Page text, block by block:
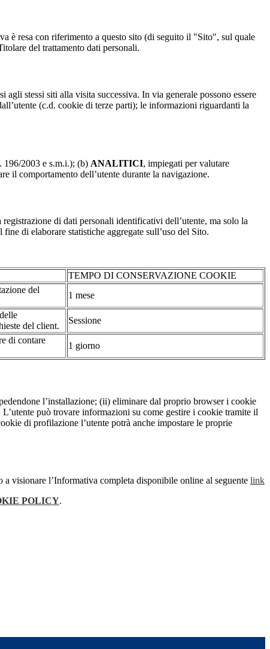
è resa con riferimento a questo sito (di seguito il "Sito", sul quale
del trattamento dati personali.
stessi siti alla visita successiva. In via generale possono essere
(c.d. cookie di terze parti); le informazioni riguardanti la
196/2003 e s.m.i.); (b) ANALITICI, impiegati per valutare
il comportamento dell’utente durante la navigazione.
di dati personali identificativi dell’utente, ma solo la
di elaborare statistiche aggregate sull’uso del Sito.
TEMPO DI CONSERVAZIONE COOKIE
del
1 mese
del client.
Sessione
di contare
1 giorno
l’installazione; (ii) eliminare dal proprio browser i cookie
può trovare informazioni su come gestire i cookie tramite il
di profilazione l’utente potrà anche impostare le proprie
visionare l’Informativa completa disponibile online al seguente link
POLICY.